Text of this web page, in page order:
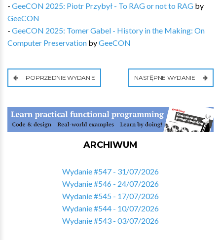
- GeeCON 2025: Piotr Przybył - To RAG or not to RAG by
GeeCON
- GeeCON 2025: Tomer Gabel - History in the Making: On
Computer Preservation byGeeCON
POPRZEDNIE WYDANIE NASTĘPNE WYDANIE
ARCHIWUM
Wydanie #547 - 31/07/2026
Wydanie #546 - 24/07/2026
Wydanie #545 - 17/07/2026
Wydanie #544 - 10/07/2026
Wydanie #543 - 03/07/2026